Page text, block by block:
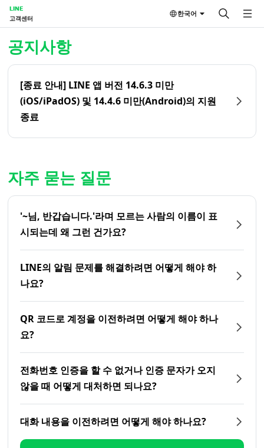
LINE
고객센터
한국어
공지사항
[종료 안내] LINE 앱 버전 14.6.3 미만
(iOS/iPadOS) 및 14.4.6 미만(Android)의 지원
종료
자주 묻는 질문
'~님, 반갑습니다.'라며 모르는 사람의 이름이 표
시되는데 왜 그런 건가요?
LINE의 알림 문제를 해결하려면 어떻게 해야 하
나요?
QR 코드로 계정을 이전하려면 어떻게 해야 하나
요?
전화번호 인증을 할 수 없거나 인증 문자가 오지
않을 때 어떻게 대처하면 되나요?
대화 내용을 이전하려면 어떻게 해야 하나요?